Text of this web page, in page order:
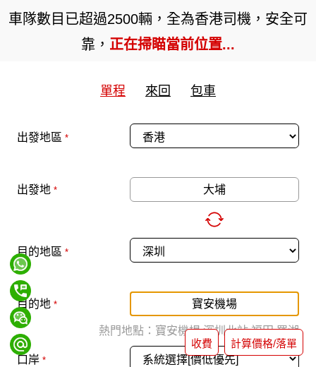
車隊數目已超過2500輛，全為香港司機，安全可
靠， 正在掃瞄當前位置...
單程 來回 包車
出發地區 *
出發地 *
目的地區 *
目的地 *
熱門地點： 寶安機場 深圳北站 福田 羅湖
口岸 *
計算價格/落單
收費